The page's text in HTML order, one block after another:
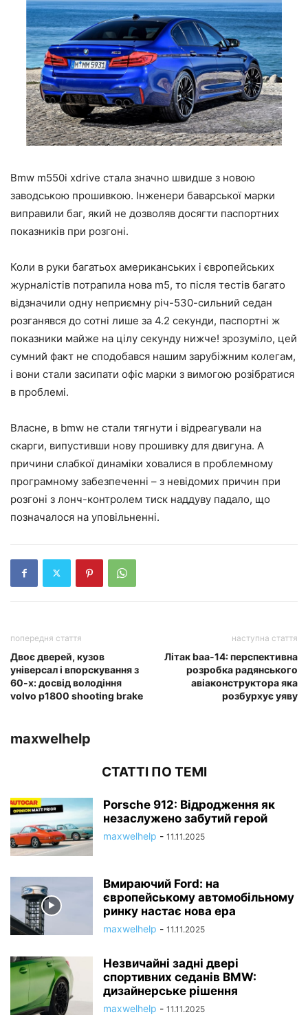
Bmw m550i xdrive стала значно швидше з новою
заводською прошивкою. Інженери баварської марки
виправили баг, який не дозволяв досягти паспортних
показників при розгоні.
Коли в руки багатьох американських і європейських
журналістів потрапила нова m5, то після тестів багато
відзначили одну неприємну річ-530-сильний седан
розганявся до сотні лише за 4.2 секунди, паспортні ж
показники майже на цілу секунду нижче! зрозуміло, цей
сумний факт не сподобався нашим зарубіжним колегам,
і вони стали засипати офіс марки з вимогою розібратися
в проблемі.
Власне, в bmw не стали тягнути і відреагували на
скарги, випустивши нову прошивку для двигуна. А
причини слабкої динаміки ховалися в проблемному
програмному забезпеченні – з невідомих причин при
розгоні з лонч-контролем тиск наддуву падало, що
позначалося на уповільненні.
попередня стаття
Двоє дверей, кузов
універсал і впорскування з
60-х: досвід володіння
volvo p1800 shooting brake
наступна стаття
Літак baa-14: перспективна
розробка радянського
авіаконструктора яка
розбурхує уяву
maxwelhelp
СТАТТІ ПО ТЕМІ
Porsche 912: Відродження як
незаслужено забутий герой
maxwelhelp - 11.11.2025
Вмираючий Ford: на
європейському автомобільному
ринку настає нова ера
maxwelhelp - 11.11.2025
Незвичайні задні двері
спортивних седанів BMW:
дизайнерське рішення
maxwelhelp - 11.11.2025